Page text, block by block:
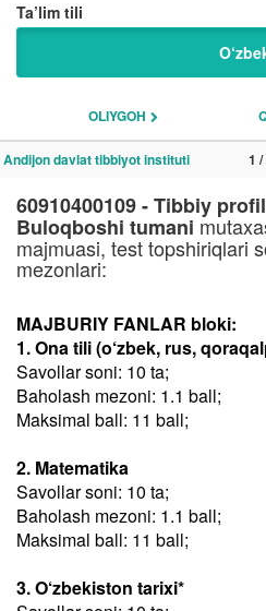
Ta’lim tili
OLIYGOH
Andijon davlat tibbiyot instituti 1 /
60910400109 - Tibbiy
Buloqboshi tumani
majmuasi, test topshiriqlari
mezonlari:
MAJBURIY FANLAR bloki:
1. Ona tili (o‘zbek, rus,
Savollar soni: 10 ta;
Baholash mezoni: 1.1 ball;
Maksimal ball: 11 ball;
2. Matematika
Savollar soni: 10 ta;
Baholash mezoni: 1.1 ball;
Maksimal ball: 11 ball;
3. O‘zbekiston tarixi*